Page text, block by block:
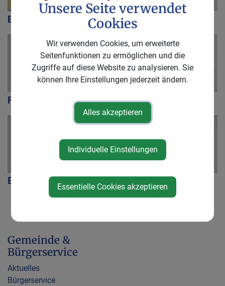
Gemeinde &
Bürgerservice
Aktuelles
Bürgerservice
Bauen & Wohnen Förderungen
Formulare Müllabfuhr
Bildungsangebote
Alle
Gemeindeverbände
Unsere Seite verwendet
Cookies
Wir verwenden Cookies, um erweiterte
Seitenfunktionen zu ermöglichen und die
Zugriffe auf diese Website zu analysieren. Sie
können Ihre Einstellungen jederzeit ändern.
Alles akzeptieren
Individuelle Einstellungen
Essentielle Cookies akzeptieren